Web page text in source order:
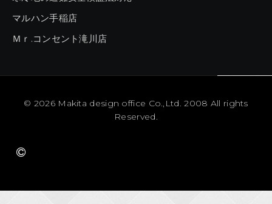
マルハン手稲店
Ｍｒ.コンセント滝川店
© 2026 Makita design office Co.,Ltd. 2008 All rights
Reserved.